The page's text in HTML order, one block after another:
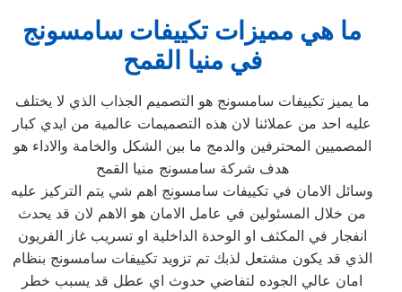
ما هي مميزات تكييفات سامسونج
في منيا القمح
ما يميز تكييفات سامسونج هو التصميم الجذاب الذي لا يختلف
عليه احد من عملائنا لان هذه التصميمات عالمية من ايدي كبار
المصميين المحترفين والدمج ما بين الشكل والخامة والاداء هو
هدف شركة سامسونج منيا القمح
وسائل الامان في تكييفات سامسونج اهم شي يتم التركيز عليه
من خلال المسئولين في عامل الامان هو الاهم لان قد يحدث
انفجار في المكثف او الوحدة الداخلية او تسريب غاز الفريون
الذي قد يكون مشتعل لذبك تم تزويد تكييفات سامسونج بنظام
امان عالي الجوده لتفاضي حدوث اي عطل قد يسبب خطر